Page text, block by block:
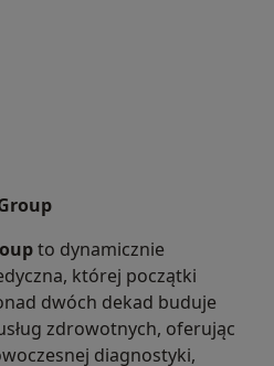
to dynamicznie
której początki
dwóch dekad buduje
zdrowotnych, oferując
diagnostyki,